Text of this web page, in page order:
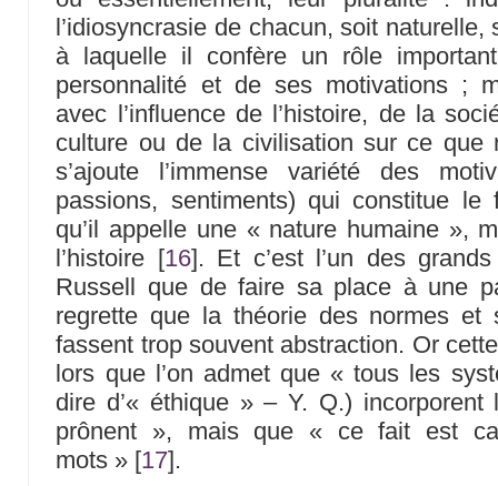
l’idiosyncrasie de chacun, soit naturelle,
à laquelle il confère un rôle
personnalité et de ses motivations ;
avec l’influence de l’histoire, de la
culture ou de la civilisation sur ce que
s’ajoute l’immense variété des
passions, sentiments) qui constitue le
qu’il appelle une « nature humaine »,
l’histoire [16]. Et c’est l’un des
Russell que de faire sa place à une
regrette que la théorie des normes et
fassent trop souvent abstraction. Or
lors que l’on admet que « tous les
dire d’« éthique » – Y. Q.)
prônent », mais que « ce fait est
mots » [17].